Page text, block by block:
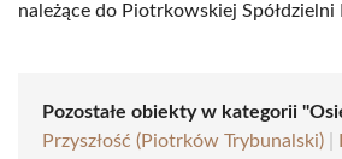
należące do Piotrkowskiej
Pozostałe obiekty w kategorii
Przyszłość (Piotrków Trybunalski)